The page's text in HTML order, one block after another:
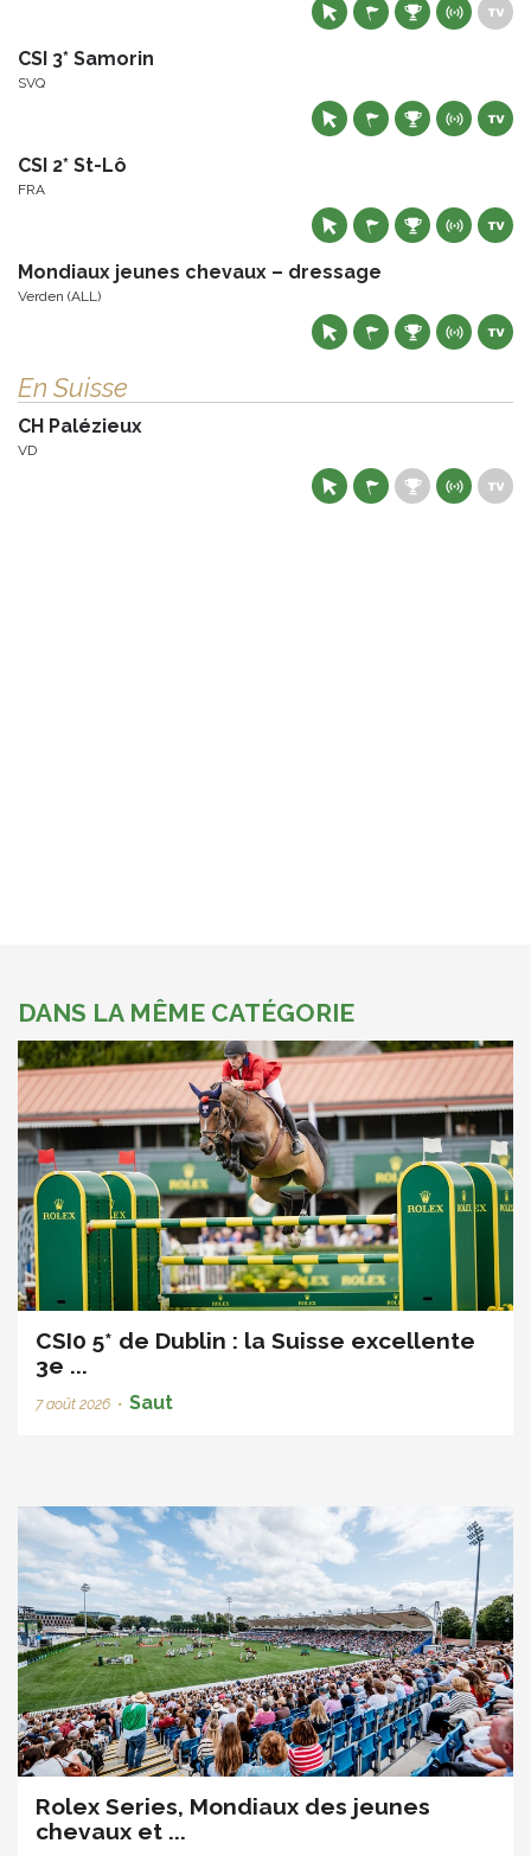
CSI 3* Samorin
SVQ
CSI 2* St-Lô
FRA
Mondiaux jeunes chevaux – dressage
Verden (ALL)
En Suisse
CH Palézieux
VD
DANS LA MÊME CATÉGORIE
CSI0 5* de Dublin : la Suisse excellente
3e ...
7 août 2026 • Saut
Rolex Series, Mondiaux des jeunes
chevaux et ...